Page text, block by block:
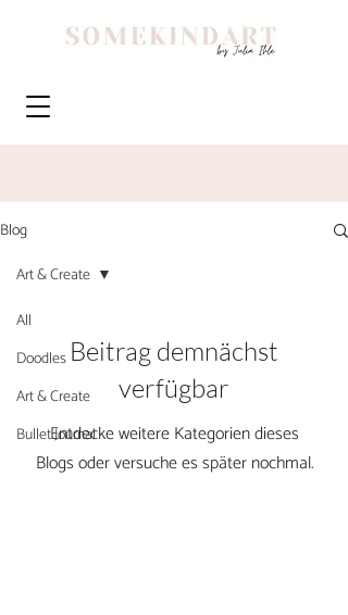
Blog
All
Doodles
Art & Create
Bullet Journal
Art & Create
Beitrag demnächst
verfügbar
Entdecke weitere Kategorien dieses
Blogs oder versuche es später nochmal.